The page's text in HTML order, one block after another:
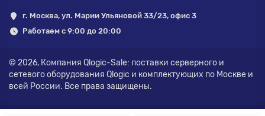
г. Москва, ул. Марии Ульяновой 33/23, офис 3
Работаем с 9:00 до 20:00
© 2026, Компания Qlogic-Sale: поставки серверного и
сетевого оборудования Qlogic и комплектующих по Москве и
всей России. Все права защищены.